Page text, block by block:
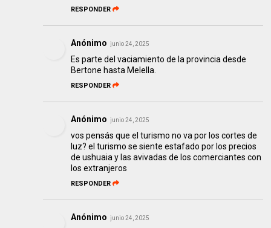
RESPONDER
Anónimo junio 24, 2025
Es parte del vaciamiento de la provincia desde
Bertone hasta Melella.
RESPONDER
Anónimo junio 24, 2025
vos pensás que el turismo no va por los cortes de
luz? el turismo se siente estafado por los precios
de ushuaia y las avivadas de los comerciantes con
los extranjeros
RESPONDER
Anónimo junio 24, 2025